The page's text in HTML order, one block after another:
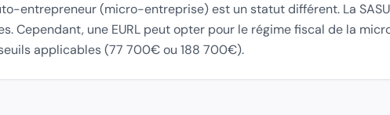
entrepreneur (micro-entreprise) est un statut différent. La
Cependant, une EURL peut opter pour le régime fiscal de la
applicables (77 700€ ou 188 700€).